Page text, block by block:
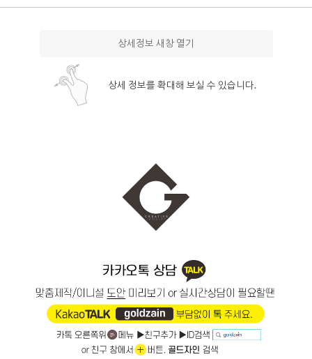
상세정보 새창 열기
상세 정보를 확대해 보실 수 있습니다.